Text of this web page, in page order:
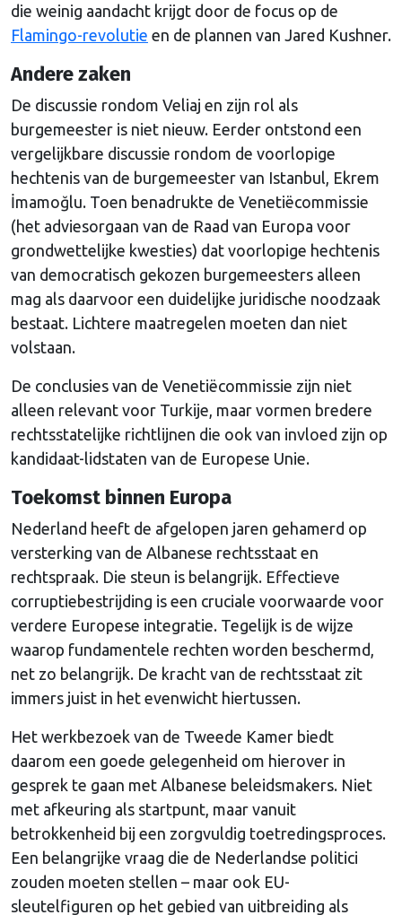
die weinig aandacht krijgt door de focus op de
Flamingo-revolutie en de plannen van Jared Kushner.
Andere zaken
De discussie rondom Veliaj en zijn rol als
burgemeester is niet nieuw. Eerder ontstond een
vergelijkbare discussie rondom de voorlopige
hechtenis van de burgemeester van Istanbul, Ekrem
İmamoğlu. Toen benadrukte de Venetiëcommissie
(het adviesorgaan van de Raad van Europa voor
grondwettelijke kwesties) dat voorlopige hechtenis
van democratisch gekozen burgemeesters alleen
mag als daarvoor een duidelijke juridische noodzaak
bestaat. Lichtere maatregelen moeten dan niet
volstaan.
De conclusies van de Venetiëcommissie zijn niet
alleen relevant voor Turkije, maar vormen bredere
rechtsstatelijke richtlijnen die ook van invloed zijn op
kandidaat-lidstaten van de Europese Unie.
Toekomst binnen Europa
Nederland heeft de afgelopen jaren gehamerd op
versterking van de Albanese rechtsstaat en
rechtspraak. Die steun is belangrijk. Effectieve
corruptiebestrijding is een cruciale voorwaarde voor
verdere Europese integratie. Tegelijk is de wijze
waarop fundamentele rechten worden beschermd,
net zo belangrijk. De kracht van de rechtsstaat zit
immers juist in het evenwicht hiertussen.
Het werkbezoek van de Tweede Kamer biedt
daarom een goede gelegenheid om hierover in
gesprek te gaan met Albanese beleidsmakers. Niet
met afkeuring als startpunt, maar vanuit
betrokkenheid bij een zorgvuldig toetredingsproces.
Een belangrijke vraag die de Nederlandse politici
zouden moeten stellen – maar ook EU-
sleutelfiguren op het gebied van uitbreiding als